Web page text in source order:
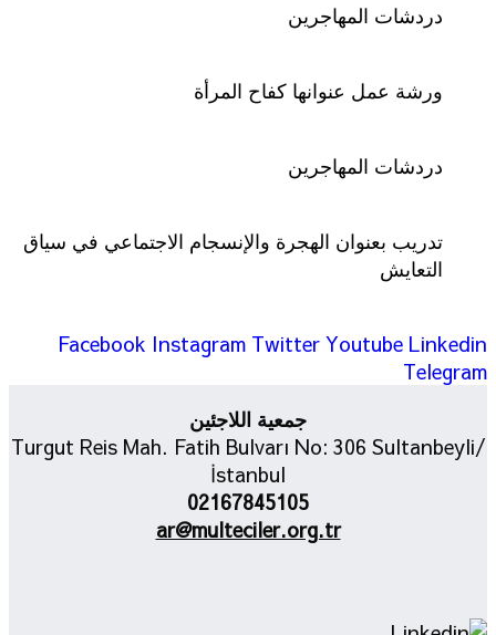
دردشات المهاجرين
ورشة عمل عنوانها كفاح المرأة
دردشات المهاجرين
تدريب بعنوان الهجرة والإنسجام الاجتماعي في سياق
التعايش
Facebook Instagram Twitter Youtube Linkedin
Telegram
جمعية اللاجئين
Turgut Reis Mah. Fatih Bulvarı No: 306 Sultanbeyli/
İstanbul
02167845105
ar@multeciler.org.tr